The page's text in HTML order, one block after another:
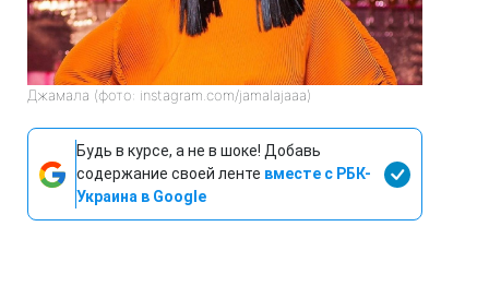
Джамала (фото: instagram.com/jamalajaaa)
Будь в курсе, а не в шоке! Добавь
содержание своей ленте вместе с РБК-
Украина в Google